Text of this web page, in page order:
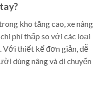
kho tăng cao, xe nâng
phí thấp so với các loại
Với thiết kế đơn giản, dễ
dùng nâng và di chuyển